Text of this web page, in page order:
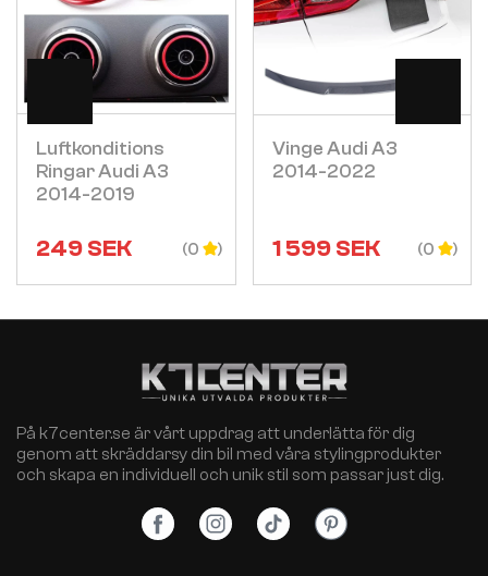
Luftkonditions
Ringar Audi A3
2014-2019
249SEK (0
Visa
Vinge Audi A3
2014-2022
1 599SEK (0
Visa
På k7center.se är vårt uppdrag att underlätta för dig
genom att skräddarsy din bil med våra stylingprodukter
och skapa en individuell och unik stil som passar just dig.